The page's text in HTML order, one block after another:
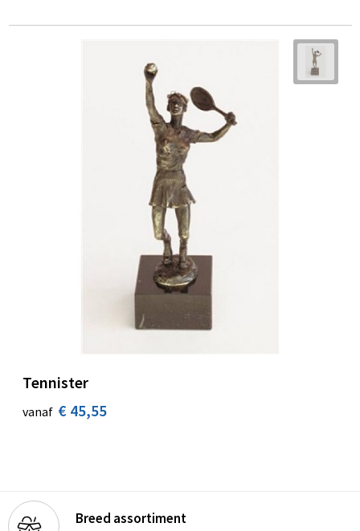
Tennister
vanaf € 45,55
Breed assortiment